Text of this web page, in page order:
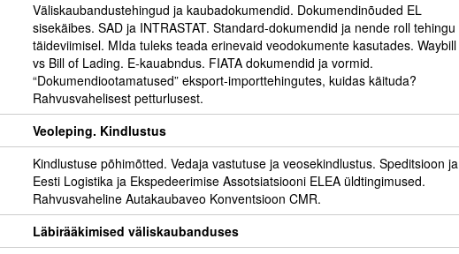
Väliskaubandustehingud ja kaubadokumendid. Dokumendinõuded EL
sisekäibes. SAD ja INTRASTAT. Standard-dokumendid ja nende roll tehingu
täideviimisel. MIda tuleks teada erinevaid veodokumente kasutades. Waybill
vs Bill of Lading. E-kauabndus. FIATA dokumendid ja vormid.
“Dokumendiootamatused” eksport-importtehingutes, kuidas käituda?
Rahvusvahelisest petturlusest.
Veoleping. Kindlustus
Kindlustuse põhimõtted. Vedaja vastutuse ja veosekindlustus. Speditsioon ja
Eesti Logistika ja Ekspedeerimise Assotsiatsiooni ELEA üldtingimused.
Rahvusvaheline Autakaubaveo Konventsioon CMR.
Läbirääkimised väliskaubanduses